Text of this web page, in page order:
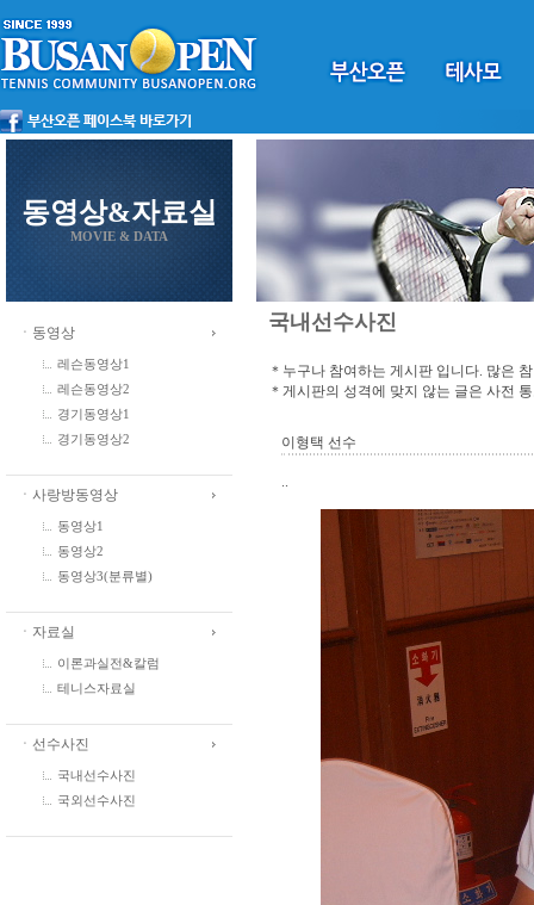
동영상&자료실
MOVIE & DATA
ㆍ동영상
레슨동영상1
레슨동영상2
경기동영상1
경기동영상2
ㆍ사랑방동영상
동영상1
동영상2
동영상3(분류별)
ㆍ자료실
이론과실전&칼럼
테니스자료실
ㆍ선수사진
국내선수사진
국외선수사진
국내선수사진
＊누구나 참여하는 게시판 입니다. 많은
＊게시판의 성격에 맞지 않는 글은 사전
이형택 선수
..